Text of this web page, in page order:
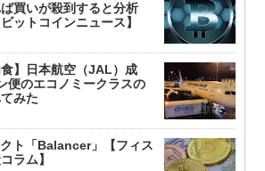
買いが殺到すると分析
ットコインニュース】
食】日本航空（JAL）成
便のエコノミークラスの
みた
ト「Balancer」【フィス
ラム】